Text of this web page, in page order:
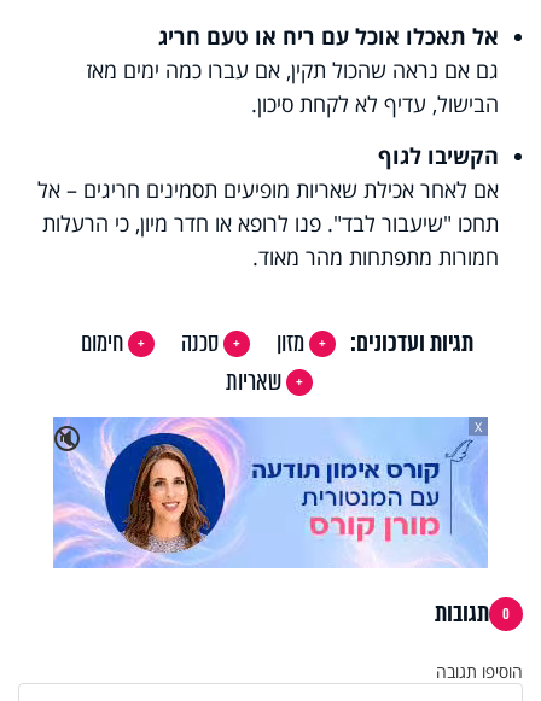
אל תאכלו אוכל עם ריח או טעם חריג
גם אם נראה שהכול תקין, אם עברו כמה ימים מאז
הבישול, עדיף לא לקחת סיכון.
הקשיבו לגוף
אם לאחר אכילת שאריות מופיעים תסמינים חריגים – אל
תחכו "שיעבור לבד". פנו לרופא או חדר מיון, כי הרעלות
חמורות מתפתחות מהר מאוד.
תגיות ועדכונים: מזון סכנה
חימום
שאריות
🔇
X
0 תגובות
הוסיפו תגובה